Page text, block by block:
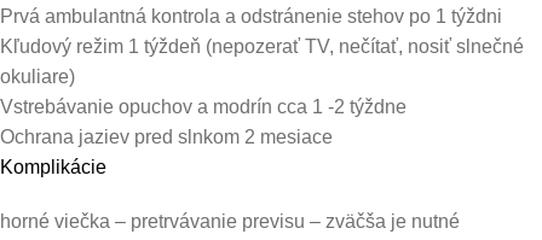
Prvá ambulantná kontrola a odstránenie stehov po 1 týždni
Kľudový režim 1 týždeň (nepozerať TV, nečítať, nosiť slnečné
okuliare)
Vstrebávanie opuchov a modrín cca 1 -2 týždne
Ochrana jaziev pred slnkom 2 mesiace
Komplikácie
horné viečka – pretrvávanie previsu – zväčša je nutné